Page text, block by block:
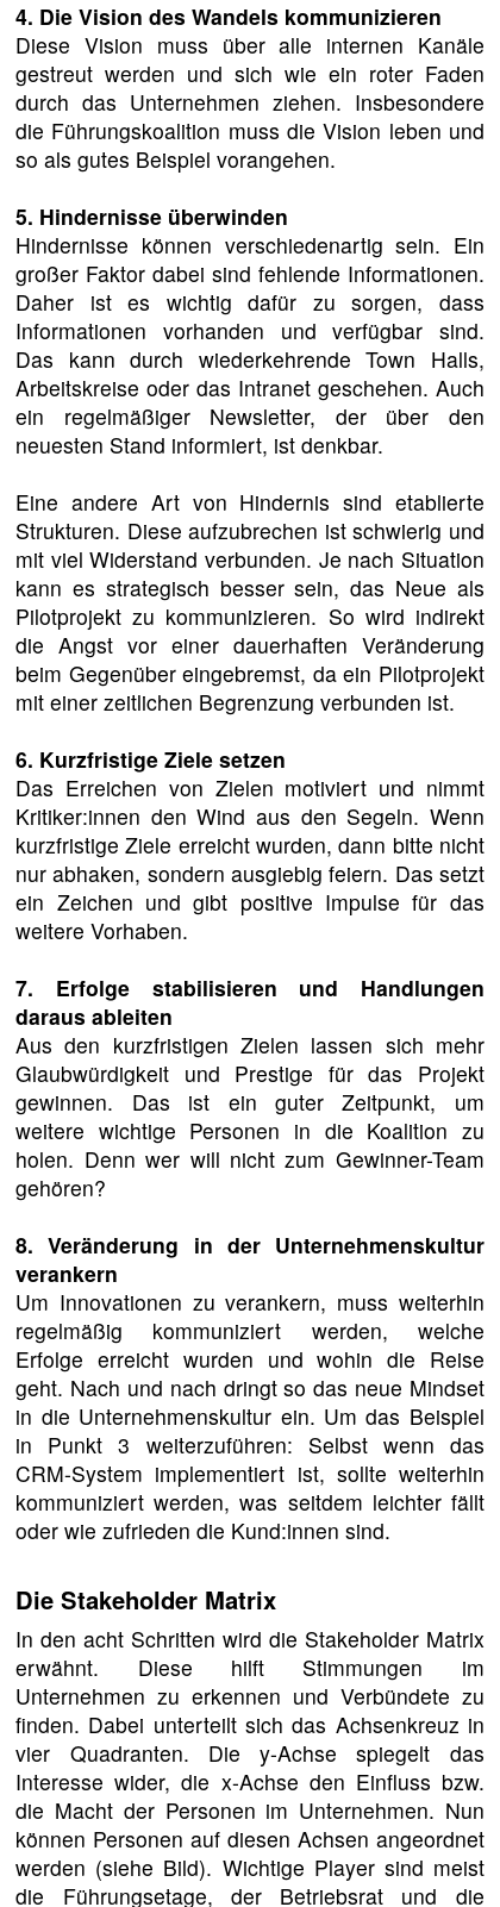
4. Die Vision des Wandels kommunizieren
Diese Vision muss über alle internen Kanäle
gestreut werden und sich wie ein roter Faden
durch das Unternehmen ziehen. Insbesondere
die Führungskoalition muss die Vision leben und
so als gutes Beispiel vorangehen.
5. Hindernisse überwinden
Hindernisse können verschiedenartig sein. Ein
großer Faktor dabei sind fehlende Informationen.
Daher ist es wichtig dafür zu sorgen, dass
Informationen vorhanden und verfügbar sind.
Das kann durch wiederkehrende Town Halls,
Arbeitskreise oder das Intranet geschehen. Auch
ein regelmäßiger Newsletter, der über den
neuesten Stand informiert, ist denkbar.
Eine andere Art von Hindernis sind etablierte
Strukturen. Diese aufzubrechen ist schwierig und
mit viel Widerstand verbunden. Je nach Situation
kann es strategisch besser sein, das Neue als
Pilotprojekt zu kommunizieren. So wird indirekt
die Angst vor einer dauerhaften Veränderung
beim Gegenüber eingebremst, da ein Pilotprojekt
mit einer zeitlichen Begrenzung verbunden ist.
6. Kurzfristige Ziele setzen
Das Erreichen von Zielen motiviert und nimmt
Kritiker:innen den Wind aus den Segeln. Wenn
kurzfristige Ziele erreicht wurden, dann bitte nicht
nur abhaken, sondern ausgiebig feiern. Das setzt
ein Zeichen und gibt positive Impulse für das
weitere Vorhaben.
7. Erfolge stabilisieren und Handlungen
daraus ableiten
Aus den kurzfristigen Zielen lassen sich mehr
Glaubwürdigkeit und Prestige für das Projekt
gewinnen. Das ist ein guter Zeitpunkt, um
weitere wichtige Personen in die Koalition zu
holen. Denn wer will nicht zum Gewinner-Team
gehören?
8. Veränderung in der Unternehmenskultur
verankern
Um Innovationen zu verankern, muss weiterhin
regelmäßig kommuniziert werden, welche
Erfolge erreicht wurden und wohin die Reise
geht. Nach und nach dringt so das neue Mindset
in die Unternehmenskultur ein. Um das Beispiel
in Punkt 3 weiterzuführen: Selbst wenn das
CRM-System implementiert ist, sollte weiterhin
kommuniziert werden, was seitdem leichter fällt
oder wie zufrieden die Kund:innen sind.
Die Stakeholder Matrix
In den acht Schritten wird die Stakeholder Matrix
erwähnt. Diese hilft Stimmungen im
Unternehmen zu erkennen und Verbündete zu
finden. Dabei unterteilt sich das Achsenkreuz in
vier Quadranten. Die y-Achse spiegelt das
Interesse wider, die x-Achse den Einfluss bzw.
die Macht der Personen im Unternehmen. Nun
können Personen auf diesen Achsen angeordnet
werden (siehe Bild). Wichtige Player sind meist
die Führungsetage, der Betriebsrat und die